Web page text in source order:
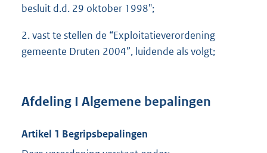
besluit d.d. 29 oktober 1998";
2. vast te stellen de “Exploitatieverordening
gemeente Druten 2004”, luidende als volgt;
Afdeling I Algemene bepalingen
Artikel 1 Begripsbepalingen